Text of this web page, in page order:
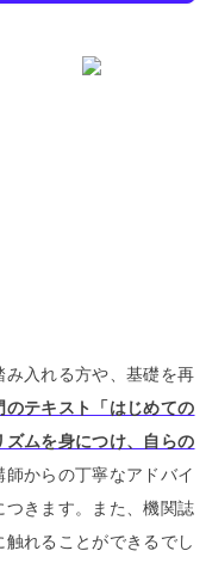
入れる方や、基礎を再
のテキスト「はじめての
ムを身につけ、自らの
師からの丁寧なアドバイ
きます。
また、機関誌
触れることができるでし